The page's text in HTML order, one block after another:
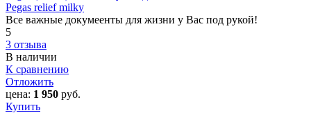
Pegas relief milky
Все важные докумеенты для жизни у Вас под рукой!
5
3 отзыва
В наличии
К сравнению
Отложить
цена: 1 950 руб.
Купить